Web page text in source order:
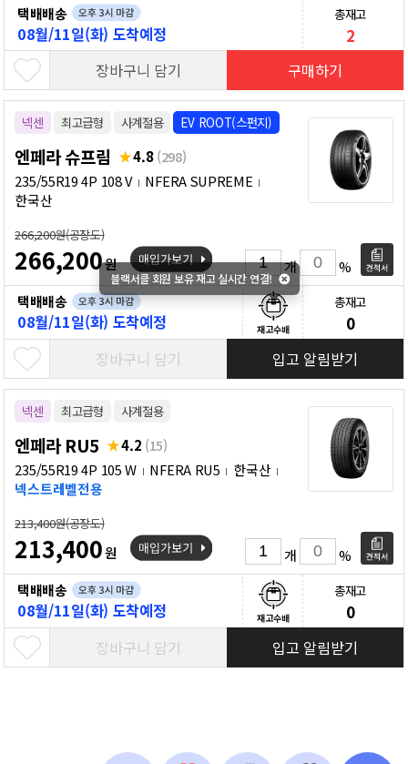
택배배송
08월/11일(화) 도착예정
총재고
2
장바구니 담기 구매하기
넥센 최고급형 사계절용 EV ROOT(스펀지)
엔페라 슈프림 4.8(298)
235/55R19 4P 108 V
NFERA SUPREME
한국산
266,200원(공장도)
266,200원 개
%
택배배송
08월/11일(화) 도착예정 재고수배
블랙서클 회원 보유 재고 실시간 연결!
총재고
0
장바구니 담기 입고 알림받기
넥센 최고급형 사계절용
엔페라 RU5 4.2 (15)
235/55R19 4P 105 W
NFERA RU5
한국산
넥스트레벨전용
213,400원(공장도)
213,400원 개
%
택배배송
08월/11일(화) 도착예정 재고수배
총재고
0
장바구니 담기 입고 알림받기